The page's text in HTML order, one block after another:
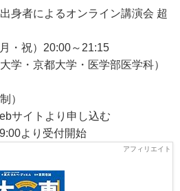
身者によるオンライン講演会 超
・祝）20:00～21:15
学・京都大学・医学部医学科）
）
サイトより申し込む
より受付開始